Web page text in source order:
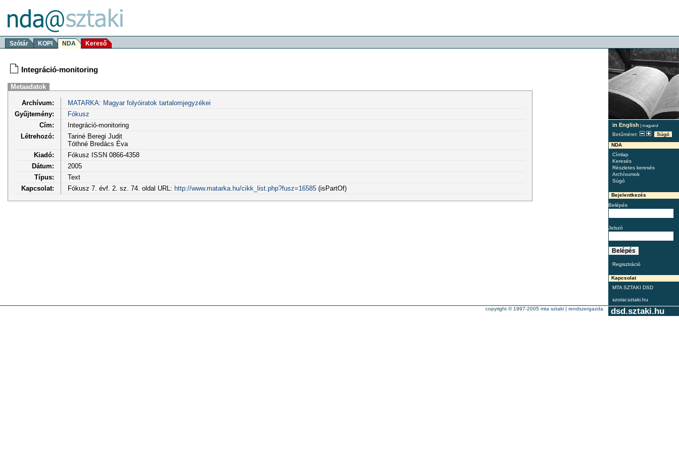
Szótár KOPI NDA Kereső
in English | magyarul
Betűméret:
Súgó
NDA
Címlap
Keresés
Részletes keresés
Archívumok
Súgó
Bejelentkezés
Belépés
Jelszó
Regisztráció
Kapcsolat
MTA SZTAKI DSD
szotar.sztaki.hu
Integráció-monitoring
Metaadatok
Archívum:
MATARKA: Magyar folyóiratok tartalomjegyzékei
Gyűjtemény:
Fókusz
Cím:
Integráció-monitoring
Létrehozó:
Tariné Beregi Judit
Tóthné Bredács Éva
Kiadó:
Fókusz ISSN 0866-4358
Dátum:
2005
Típus:
Text
Kapcsolat:
Fókusz 7. évf. 2. sz. 74. oldal URL: http://www.matarka.hu/cikk_list.php?fusz=16585(isPartOf)
dsd.sztaki.hu
copyright © 1997-2005 mta sztaki | rendszergazda